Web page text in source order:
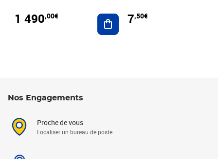
1 490,00€ Ajouter au panier
7,50€
Nos Engagements
Proche de vous
Localiser un bureau de poste